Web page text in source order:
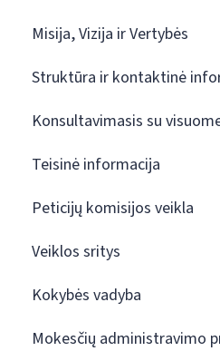
Misija, Vizija ir Vertybės
Struktūra ir kontaktinė
Konsultavimasis su
Teisinė informacija
Peticijų komisijos veikla
Veiklos sritys
Kokybės vadyba
Mokesčių administravimo